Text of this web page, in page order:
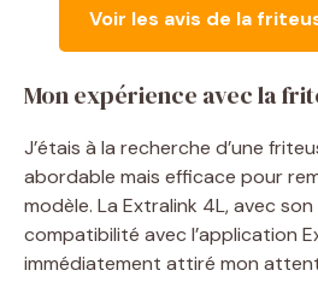
Voir les avis de la
Mon expérience avec la
J’étais à la recherche d’une
abordable mais efficace pour
modèle. La Extralink 4L, avec
compatibilité avec l’application
immédiatement attiré mon